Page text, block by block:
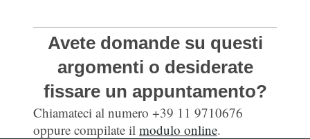
Avete domande su questi
argomenti o desiderate
fissare un appuntamento?
Chiamateci al numero +39 11 9710676
oppure compilate il modulo online.